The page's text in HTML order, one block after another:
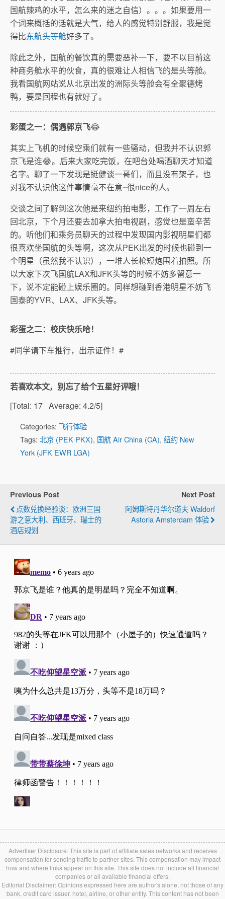
国航辣鸡的水平，怎么来的迷之自信）。。。如果要用一
个词来概括的话就是大气，给人的感觉特别舒服，我是觉
得比东航头等舱好多了。
除此之外，国航的餐饮真的需要恶补一下，要不以目前这
种商务舱水平的伙食，真的很难让人相信飞的是头等舱。
我看国航网站说从北京出发的洲际头等舱会有全聚德烤
鸭，要是回程也有就好了。
彩蛋之一：偶遇郭京飞😂
其实上飞机的时候空乘们就有一些骚动，但我并不认识郭
京飞是谁😂。后来大家吃完饭，在吧台处喝酒聊天才知道
名字。聊了一下发现是挺健谈一哥们，而且没有架子，也
对我不认识他这件事情毫不在意~很nice的人。
交谈之间了解到这次他是来纽约拍电影，工作了一周左右
回北京，下个月还要去加拿大拍电视剧，感觉也是蛮辛苦
的。听他们和乘务员聊天的过程中发现国内影视明星们都
很喜欢坐国航的头等啊，这次从PEK出发的时候也碰到一
个明星（虽然我不认识），一堆人长枪短炮围着拍照。所
以大家下次飞国航LAX和JFK头等的时候不妨多留意一
下，说不定能碰上娱乐圈的。同样想碰到香港明星不妨飞
国泰的YVR、LAX、JFK头等。
彩蛋之二：校庆快乐哈！
#同学请下车推行，出示证件！#
若喜欢本文，别忘了给个五星好评哦！
[Total: 17 Average: 4.2/5]
Categories: 飞行体验
Tags: 北京 (PEK PKX), 国航 Air China (CA), 纽约 New
York (JFK EWR LGA)
Previous Post
点数兑换经验谈：欧洲三国
游之意大利、西班牙、瑞士的
酒店规划
Next Post
阿姆斯特丹华尔道夫 Waldorf
Astoria Amsterdam 体验
Advertiser Disclosure: This site is part of affiliate sales networks and receives
compensation for sending traffic to partner sites. This compensation may impact
how and where links appear on this site. This site does not include all financial
companies or all available financial offers.
Editorial Disclaimer: Opinions expressed here are author's alone, not those of any
bank, credit card issuer, hotel, airline, or other entity. This content has not been